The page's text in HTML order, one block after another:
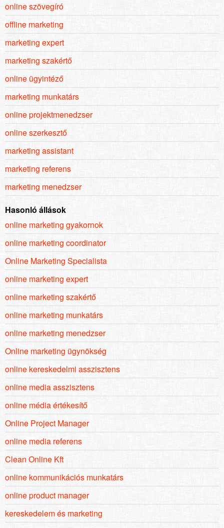
online szövegíró
offline marketing
marketing expert
marketing szakértő
online ügyintéző
marketing munkatárs
online projektmenedzser
online szerkesztő
marketing assistant
marketing referens
marketing menedzser
Hasonló állások
online marketing gyakornok
online marketing coordinator
Online Marketing Specialista
online marketing expert
online marketing szakértő
online marketing munkatárs
online marketing menedzser
Online marketing ügynökség
online kereskedelmi asszisztens
online media asszisztens
online média értékesítő
Online Project Manager
online media referens
Clean Online Kft
online kommunikációs munkatárs
online product manager
kereskedelem és marketing